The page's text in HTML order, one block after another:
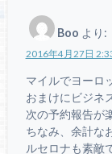
Boo より:
2016年4月27日
マイルでヨーロ
おまけにビジネ
次の予約報告が
ちなみ、余計な
ルセロナも素敵